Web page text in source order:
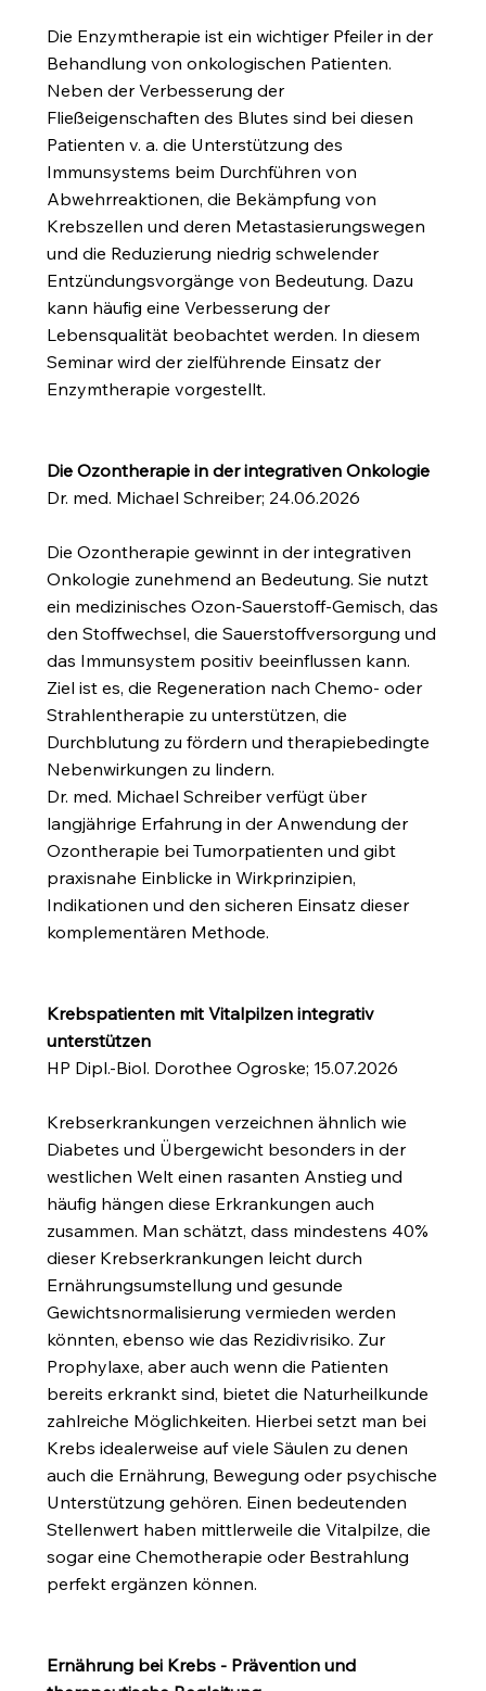
Die Enzymtherapie ist ein wichtiger Pfeiler in der
Behandlung von onkologischen Patienten.
Neben der Verbesserung der
Fließeigenschaften des Blutes sind bei diesen
Patienten v. a. die Unterstützung des
Immunsystems beim Durchführen von
Abwehrreaktionen, die Bekämpfung von
Krebszellen und deren Metastasierungswegen
und die Reduzierung niedrig schwelender
Entzündungsvorgänge von Bedeutung. Dazu
kann häufig eine Verbesserung der
Lebensqualität beobachtet werden. In diesem
Seminar wird der zielführende Einsatz der
Enzymtherapie vorgestellt.
Die Ozontherapie in der integrativen Onkologie
Dr. med. Michael Schreiber; 24.06.2026
Die Ozontherapie gewinnt in der integrativen
Onkologie zunehmend an Bedeutung. Sie nutzt
ein medizinisches Ozon-Sauerstoff-Gemisch, das
den Stoffwechsel, die Sauerstoffversorgung und
das Immunsystem positiv beeinflussen kann.
Ziel ist es, die Regeneration nach Chemo- oder
Strahlentherapie zu unterstützen, die
Durchblutung zu fördern und therapiebedingte
Nebenwirkungen zu lindern.
Dr. med. Michael Schreiber verfügt über
langjährige Erfahrung in der Anwendung der
Ozontherapie bei Tumorpatienten und gibt
praxisnahe Einblicke in Wirkprinzipien,
Indikationen und den sicheren Einsatz dieser
komplementären Methode.
Krebspatienten mit Vitalpilzen integrativ
unterstützen
HP Dipl.-Biol. Dorothee Ogroske; 15.07.2026
Krebserkrankungen verzeichnen ähnlich wie
Diabetes und Übergewicht besonders in der
westlichen Welt einen rasanten Anstieg und
häufig hängen diese Erkrankungen auch
zusammen. Man schätzt, dass mindestens 40%
dieser Krebserkrankungen leicht durch
Ernährungsumstellung und gesunde
Gewichtsnormalisierung vermieden werden
könnten, ebenso wie das Rezidivrisiko. Zur
Prophylaxe, aber auch wenn die Patienten
bereits erkrankt sind, bietet die Naturheilkunde
zahlreiche Möglichkeiten. Hierbei setzt man bei
Krebs idealerweise auf viele Säulen zu denen
auch die Ernährung, Bewegung oder psychische
Unterstützung gehören. Einen bedeutenden
Stellenwert haben mittlerweile die Vitalpilze, die
sogar eine Chemotherapie oder Bestrahlung
perfekt ergänzen können.
Ernährung bei Krebs - Prävention und